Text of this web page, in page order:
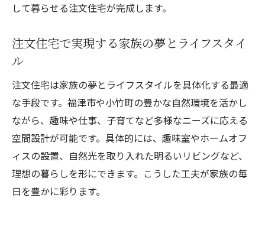
して暮らせる注文住宅が完成します。
注文住宅で実現する家族の夢とライフスタイ
ル
注文住宅は家族の夢とライフスタイルを具体化する最適
な手段です。福津市や小竹町の豊かな自然環境を活かし
ながら、趣味や仕事、子育てなど多様なニーズに応える
空間設計が可能です。具体的には、趣味室やホームオフ
ィスの設置、自然光を取り入れた明るいリビングなど、
理想の暮らしを形にできます。こうした工夫が家族の毎
日を豊かに彩ります。